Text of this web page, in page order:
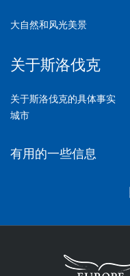
大自然和风光美景
关于斯洛伐克
关于斯洛伐克的具体事实
城市
有用的一些信息